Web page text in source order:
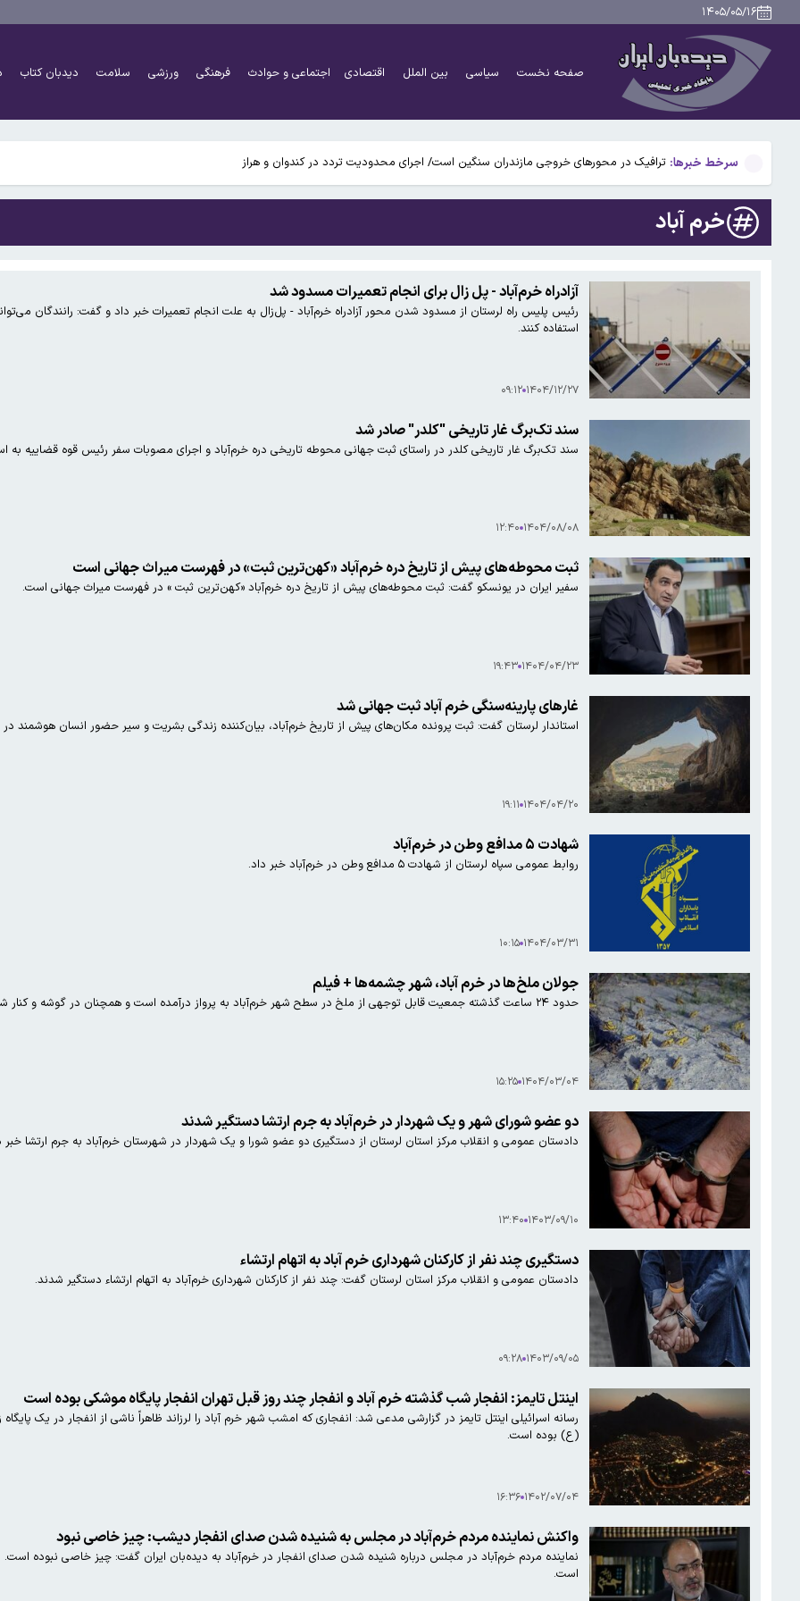
۱۴۰۵/۰۵/۱۶
صفحه نخست سیاسی بین الملل اقتصادی اجتماعی و حوادث فرهنگی ورزشی سلامت دیدبان کتاب
سرخط خبرها:
رایزنی تلفنی پوتین و رئیس امارات
۴۰ تا ۵۰ روز گرمای نسبی در راه است؛ تهران تا ۳۸ درجه گرم می‌شود
ایران با کمپانی های نفتی بین المللی شرکت جدید نفتی تاسیس می کند
ترافیک در محورهای خروجی مازندران سنگین است/ اجرای محدودیت تردد در کندوان و هراز
جزئیاتی جدید از توافق مکه
۴۰ تا ۵۰ روز گرمای نسبی در راه است؛ تهران تا ۳۸ درجه گرم می‌شود
ایران با کمپانی های نفتی بین المللی شرکت جدید نفتی تاسیس می کند
خرم آباد
آزادراه خرم‌آباد - پل زال برای انجام تعمیرات مسدود شد
رئیس پلیس راه لرستان از مسدود شدن محور آزادراه خرم‌آباد - پل‌زال به علت انجام تعمیرات خبر داد و گفت: رانندگان
استفاده کنند.
۱۴۰۴/۱۲/۲۷ ۰۹:۱۲
سند تک‌برگ غار تاریخی "کلدر" صادر شد
سند تک‌برگ غار تاریخی کلدر در راستای ثبت جهانی محوطه تاریخی دره خرم‌آباد و اجرای مصوبات سفر رئیس قوه قضاییه به
۱۴۰۴/۰۸/۰۸ ۱۲:۴۰
ثبت محوطه‌های پیش از تاریخ دره خرم‌آباد «کهن‌ترین ثبت» در فهرست میراث جهانی است
سفیر ایران در یونسکو گفت: ثبت محوطه‌های پیش از تاریخ دره خرم‌آباد «کهن‌ترین ثبت » در فهرست میراث جهانی است.
۱۴۰۴/۰۴/۲۳ ۱۹:۴۳
غارهای پارینه‌سنگی خرم آباد ثبت جهانی شد
استاندار لرستان گفت: ثبت پرونده مکان‌های پیش‌ از تاریخ خرم‌آباد، بیان‌کننده زندگی بشریت و سیر حضور انسان هوشمند
۱۴۰۴/۰۴/۲۰ ۱۹:۱۱
شهادت ۵ مدافع وطن در خرم‌آباد
روابط عمومی سپاه لرستان از شهادت ۵ مدافع وطن در خرم‌آباد خبر داد.
۱۴۰۴/۰۳/۳۱ ۱۰:۱۵
جولان ملخ‌ها در خرم آباد، شهر چشمه‌ها + فیلم
حدود ۲۴ ساعت گذشته جمعیت قابل توجهی از ملخ در سطح شهر خرم‌آباد به پرواز درآمده است و همچنان در گوشه و کنار شهر، منازل مسکونی و معابر عمومی به ویژه پارک‌ها جولان می‌دهند.
۱۴۰۴/۰۳/۰۴ ۱۵:۲۵
دو عضو شورای شهر و یک شهردار در خرم‌آباد به جرم ارتشا دستگیر شدند
دادستان عمومی و انقلاب مرکز استان لرستان از دستگیری دو عضو شورا و یک شهردار در شهرستان خرم‌آباد به جرم ارتشا خبر
۱۴۰۳/۰۹/۱۰ ۱۳:۴۰
دستگیری چند نفر از کارکنان شهرداری خرم آباد به اتهام ارتشاء
دادستان عمومی و انقلاب مرکز استان لرستان گفت: چند نفر از کارکنان شهرداری خرم‌آباد به اتهام ارتشاء دستگیر شدند.
۱۴۰۳/۰۹/۰۵ ۰۹:۲۸
اینتل تایمز: انفجار شب گذشته خرم آباد و انفجار چند روز قبل تهران انفجار پایگاه موشکی بوده است
رسانه اسرائیلی اینتل تایمز در گزارشی مدعی شد: انفجاری که امشب شهر خرم آباد را لرزاند ظاهراً ناشی از انفجار در یک
(ع) بوده است.
۱۴۰۲/۰۷/۰۴ ۱۶:۳۶
واکنش نماینده مردم خرم‌آباد در مجلس به شنیده شدن صدای انفجار دیشب: چیز خاصی نبود
نماینده مردم خرم‌آباد در مجلس درباره شنیده شدن صدای انفجار در خرم‌آباد به دیده‌بان ایران گفت: چیز خاصی نبوده
است.